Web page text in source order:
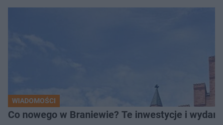
WIADOMOŚCI
Co nowego w Braniewie? Te inwestycje i